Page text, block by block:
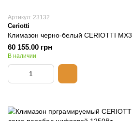
Артикул: 23132
Ceriotti
Климазон черно-белый CERIOTTI
60 155.00 грн
В наличии